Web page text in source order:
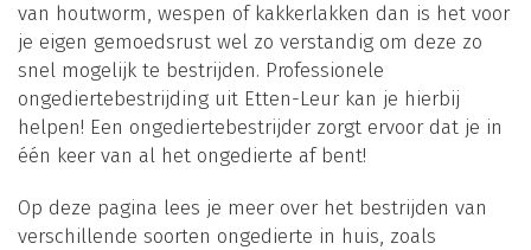
van houtworm, wespen of kakkerlakken dan is het voor
je eigen gemoedsrust wel zo verstandig om deze zo
snel mogelijk te bestrijden. Professionele
ongediertebestrijding uit Etten-Leur kan je hierbij
helpen! Een ongediertebestrijder zorgt ervoor dat je in
één keer van al het ongedierte af bent!
Op deze pagina lees je meer over het bestrijden van
verschillende soorten ongedierte in huis, zoals